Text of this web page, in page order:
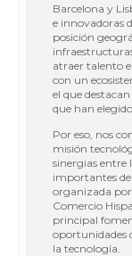
Barcelona y
e innovadoras
posición
atraer talento
con un
el que
que han
Por eso, nos
misión
sinergias entre
importantes
organizada
Comercio
principal
oportunidades
la tecnología.